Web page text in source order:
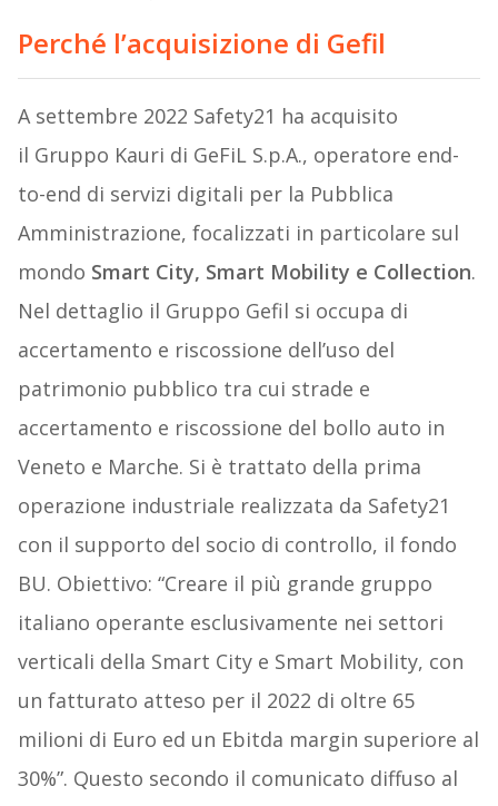
Perché l’acquisizione di Gefil
A settembre 2022 Safety21 ha acquisito
il Gruppo Kauri di GeFiL S.p.A., operatore end-
to-end di servizi digitali per la Pubblica
Amministrazione, focalizzati in particolare sul
mondo Smart City, Smart Mobility e Collection.
Nel dettaglio il Gruppo Gefil si occupa di
accertamento e riscossione dell’uso del
patrimonio pubblico tra cui strade e
accertamento e riscossione del bollo auto in
Veneto e Marche. Si è trattato della prima
operazione industriale realizzata da Safety21
con il supporto del socio di controllo, il fondo
BU. Obiettivo: “Creare il più grande gruppo
italiano operante esclusivamente nei settori
verticali della Smart City e Smart Mobility, con
un fatturato atteso per il 2022 di oltre 65
milioni di Euro ed un Ebitda margin superiore al
30%”. Questo secondo il comunicato diffuso al